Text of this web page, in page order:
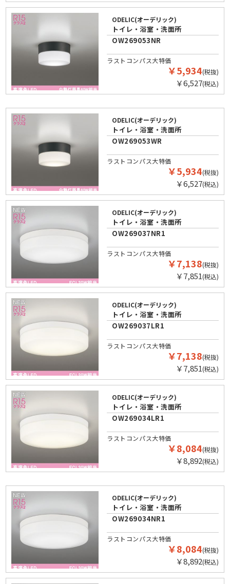
ODELIC(オーデリック)
トイレ・浴室・洗面所
OW269053NR
ラストコンパス大特価
￥5,934(税抜)
￥6,527(税込)
ODELIC(オーデリック)
トイレ・浴室・洗面所
OW269053WR
ラストコンパス大特価
￥5,934(税抜)
￥6,527(税込)
ODELIC(オーデリック)
トイレ・浴室・洗面所
OW269037NR1
ラストコンパス大特価
￥7,138(税抜)
￥7,851(税込)
ODELIC(オーデリック)
トイレ・浴室・洗面所
OW269037LR1
ラストコンパス大特価
￥7,138(税抜)
￥7,851(税込)
ODELIC(オーデリック)
トイレ・浴室・洗面所
OW269034LR1
ラストコンパス大特価
￥8,084(税抜)
￥8,892(税込)
ODELIC(オーデリック)
トイレ・浴室・洗面所
OW269034NR1
ラストコンパス大特価
￥8,084(税抜)
￥8,892(税込)